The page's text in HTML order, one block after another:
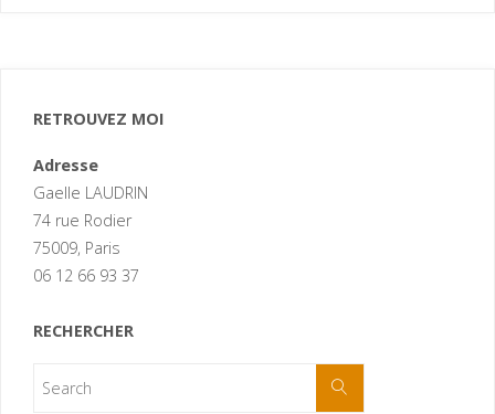
RETROUVEZ MOI
Adresse
Gaelle LAUDRIN
74 rue Rodier
75009, Paris
06 12 66 93 37
RECHERCHER